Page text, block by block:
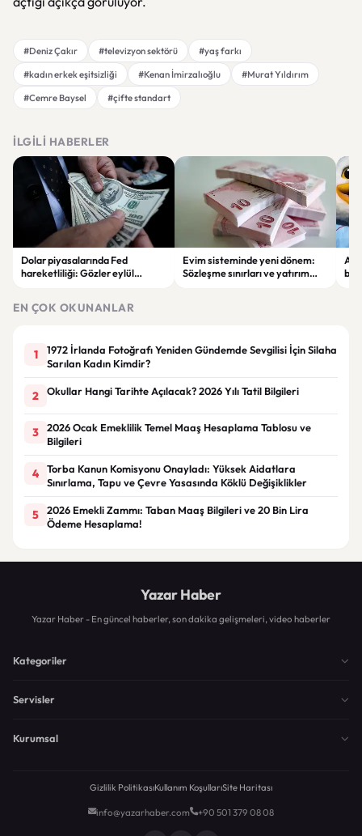
#Deniz Çakır #televizyon sektörü
#yaş farkı
#kadın erkek eşitsizliği
#Kenan İmirzalıoğlu
#Murat Yıldırım
#Cemre Baysel
#çifte standart
İLGILI HABERLER
Dolar piyasalarında Fed
hareketliliği: Gözler eylül
Evim sisteminde yeni dönem:
Sözleşme sınırları ve yatırım
EN ÇOK OKUNANLAR
1
1972 İrlanda Fotoğrafı Yeniden Gündemde Sevgilisi İçin Silaha
Sarılan Kadın Kimdir?
2 Okullar Hangi Tarihte Açılacak? 2026 Yılı Tatil Bilgileri
3
2026 Ocak Emeklilik Temel Maaş Hesaplama Tablosu ve
Bilgileri
4
Torba Kanun Komisyonu Onayladı: Yüksek Aidatlara
Sınırlama, Tapu ve Çevre Yasasında Köklü Değişiklikler
5
2026 Emekli Zammı: Taban Maaş Bilgileri ve 20 Bin Lira
Ödeme Hesaplama!
Yazar Haber
Yazar Haber - En güncel haberler, son dakika gelişmeleri, video haberler
Kategoriler
Servisler
Kurumsal
Gizlilik PolitikasıKullanım KoşullarıSite Haritası
info@yazarhaber.com +90 501 379 08 08